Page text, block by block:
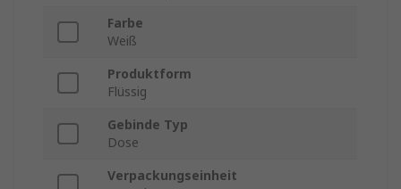
Farbe
Weiß
Produktform
Flüssig
Gebinde Typ
Dose
Verpackungseinheit